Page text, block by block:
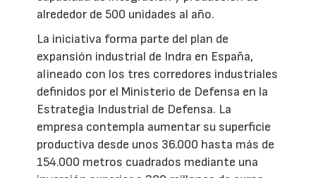
alrededor de 500 unidades al año.
La iniciativa forma parte del plan de
expansión industrial de Indra en España,
alineado con los tres corredores industriales
definidos por el Ministerio de Defensa en la
Estrategia Industrial de Defensa. La
empresa contempla aumentar su superficie
productiva desde unos 36.000 hasta más de
154.000 metros cuadrados mediante una